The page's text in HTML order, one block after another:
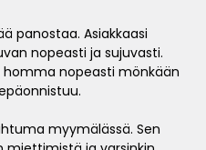
panostaa. Asiakkaasi
nopeasti ja sujuvasti.
homma nopeasti mönkään
myymälässä. Sen